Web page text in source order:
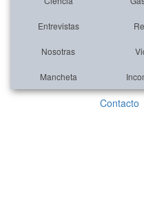
Entrevistas
Nosotras
Mancheta
Contacto